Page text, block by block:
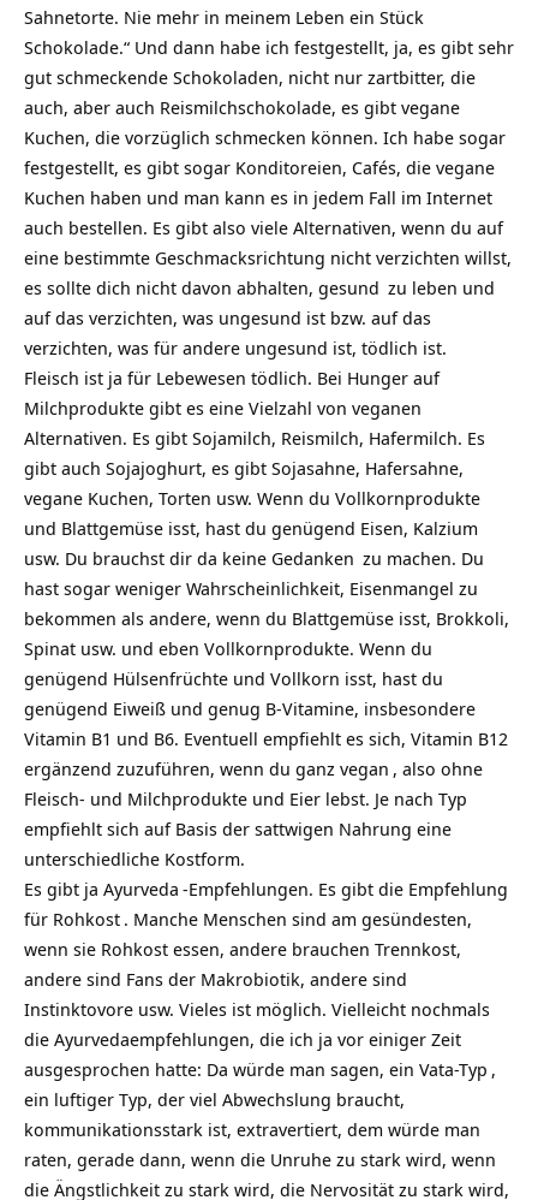
Sahnetorte. Nie mehr in meinem Leben ein Stück
Schokolade.“ Und dann habe ich festgestellt, ja, es gibt sehr
gut schmeckende Schokoladen, nicht nur zartbitter, die
auch, aber auch Reismilchschokolade, es gibt vegane
Kuchen, die vorzüglich schmecken können. Ich habe sogar
festgestellt, es gibt sogar Konditoreien, Cafés, die vegane
Kuchen haben und man kann es in jedem Fall im Internet
auch bestellen. Es gibt also viele Alternativen, wenn du auf
eine bestimmte Geschmacksrichtung nicht verzichten willst,
es sollte dich nicht davon abhalten, gesund zu leben und
auf das verzichten, was ungesund ist bzw. auf das
verzichten, was für andere ungesund ist, tödlich ist.
Fleisch ist ja für Lebewesen tödlich. Bei Hunger auf
Milchprodukte gibt es eine Vielzahl von veganen
Alternativen. Es gibt Sojamilch, Reismilch, Hafermilch. Es
gibt auch Sojajoghurt, es gibt Sojasahne, Hafersahne,
vegane Kuchen, Torten usw. Wenn du Vollkornprodukte
und Blattgemüse isst, hast du genügend Eisen, Kalzium
usw. Du brauchst dir da keine Gedanken zu machen. Du
hast sogar weniger Wahrscheinlichkeit, Eisenmangel zu
bekommen als andere, wenn du Blattgemüse isst, Brokkoli,
Spinat usw. und eben Vollkornprodukte. Wenn du
genügend Hülsenfrüchte und Vollkorn isst, hast du
genügend Eiweiß und genug B-Vitamine, insbesondere
Vitamin B1 und B6. Eventuell empfiehlt es sich, Vitamin B12
ergänzend zuzuführen, wenn du ganz vegan , also ohne
Fleisch- und Milchprodukte und Eier lebst. Je nach Typ
empfiehlt sich auf Basis der sattwigen Nahrung eine
unterschiedliche Kostform.
Es gibt ja Ayurveda -Empfehlungen. Es gibt die Empfehlung
für Rohkost . Manche Menschen sind am gesündesten,
wenn sie Rohkost essen, andere brauchen Trennkost,
andere sind Fans der Makrobiotik, andere sind
Instinktovore usw. Vieles ist möglich. Vielleicht nochmals
die Ayurvedaempfehlungen, die ich ja vor einiger Zeit
ausgesprochen hatte: Da würde man sagen, ein Vata-Typ ,
ein luftiger Typ, der viel Abwechslung braucht,
kommunikationsstark ist, extravertiert, dem würde man
raten, gerade dann, wenn die Unruhe zu stark wird, wenn
die Ängstlichkeit zu stark wird, die Nervosität zu stark wird,